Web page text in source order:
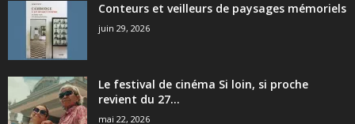
Conteurs et veilleurs de paysages mémoriels
juin 29, 2026
Le festival de cinéma Si loin, si proche
revient du 27...
mai 22, 2026